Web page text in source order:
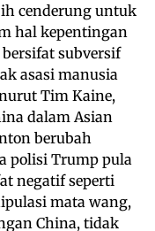
cenderung untuk
hal kepentingan
subversif
asasi manusia
Tim Kaine,
dalam Asian
berubah
polisi Trump pula
negatif seperti
mata wang,
China, tidak